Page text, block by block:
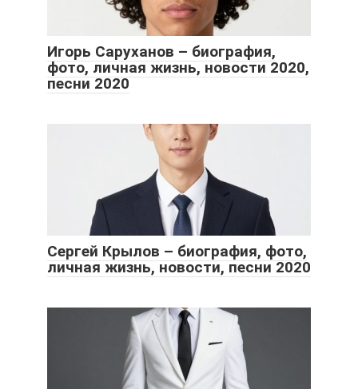
Игорь Саруханов – биография,
фото, личная жизнь, новости 2020,
песни 2020
Сергей Крылов – биография, фото,
личная жизнь, новости, песни 2020